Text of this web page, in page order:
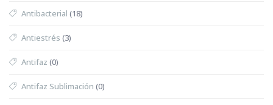
Antibacterial (18)
Antiestrés (3)
Antifaz (0)
Antifaz Sublimación (0)